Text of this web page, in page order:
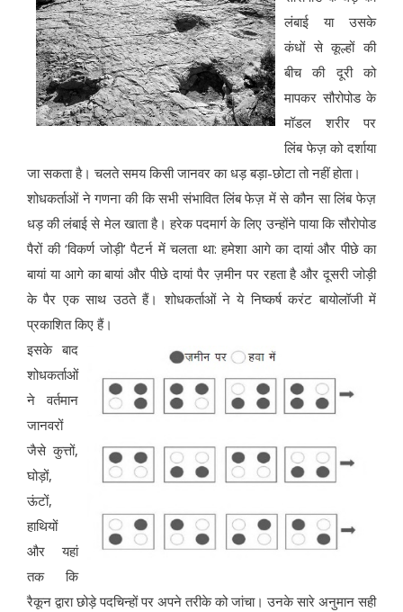
लंबाई या उसके
कंधों से कूल्हों की
बीच की दूरी को
मापकर सौरोपोड के
मॉडल शरीर पर
लिंब फेज़ को दर्शाया
जा सकता है। चलते समय किसी जानवर का धड़ बड़ा-छोटा तो नहीं होता।
शोधकर्ताओं ने गणना की कि सभी संभावित लिंब फेज़ में से कौन सा लिंब फेज़
धड़ की लंबाई से मेल खाता है। हरेक पदमार्ग के लिए उन्होंने पाया कि सौरोपोड
पैरों की ‘विकर्ण जोड़ी’ पैटर्न में चलता था: हमेशा आगे का दायां और पीछे का
बायां या आगे का बायां और पीछे दायां पैर ज़मीन पर रहता है और दूसरी जोड़ी
के पैर एक साथ उठते हैं। शोधकर्ताओं ने ये निष्कर्ष करंट बायोलॉजी में
प्रकाशित किए हैं।
इसके बाद
शोधकर्ताओं
ने वर्तमान
जानवरों
जैसे कुत्तों,
घोड़ों,
ऊंटों,
हाथियों
और यहां
तक कि
रैकून द्वारा छोड़े पदचिन्हों पर अपने तरीके को जांचा। उनके सारे अनुमान सही